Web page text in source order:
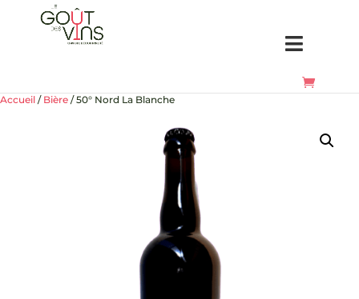
Accueil / Bière / 50° Nord La Blanche